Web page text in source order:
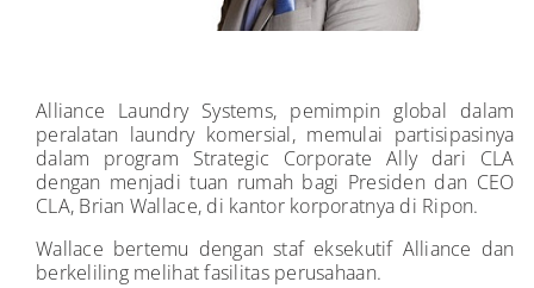
Alliance Laundry Systems, pemimpin global dalam
peralatan laundry komersial, memulai partisipasinya
dalam program Strategic Corporate Ally dari CLA
dengan menjadi tuan rumah bagi Presiden dan CEO
CLA, Brian Wallace, di kantor korporatnya di Ripon.
Wallace bertemu dengan staf eksekutif Alliance dan
berkeliling melihat fasilitas perusahaan.